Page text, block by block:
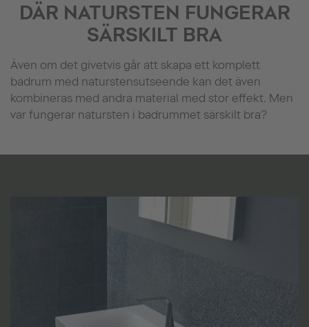
DÄR NATURSTEN FUNGERAR
SÄRSKILT BRA
Även om det givetvis går att skapa ett komplett
badrum med naturstensutseende kan det även
kombineras med andra material med stor effekt. Men
var fungerar natursten i badrummet särskilt bra?